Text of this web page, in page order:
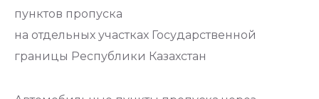
пунктов пропуска
на отдельных участках Государственной
границы Республики Казахстан